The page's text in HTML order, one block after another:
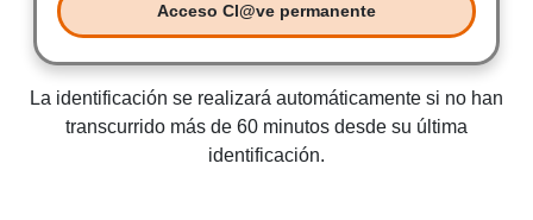
Acceso Cl@ve permanente
Acceso Clave permanente
La identificación se realizará automáticamente si no han
transcurrido más de 60 minutos desde su última
identificación.